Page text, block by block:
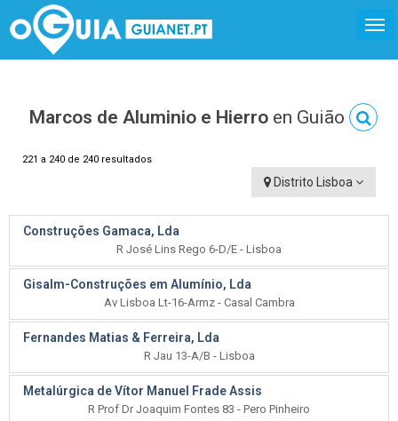
Marcos de Aluminio e Hierro en Guião
221 a 240 de 240 resultados
Distrito Lisboa
Construções Gamaca, Lda
R José Lins Rego 6-D/E - Lisboa
Gisalm-Construções em Alumínio, Lda
Av Lisboa Lt-16-Armz - Casal Cambra
Fernandes Matias & Ferreira, Lda
R Jau 13-A/B - Lisboa
Metalúrgica de Vítor Manuel Frade Assis
R Prof Dr Joaquim Fontes 83 - Pero Pinheiro